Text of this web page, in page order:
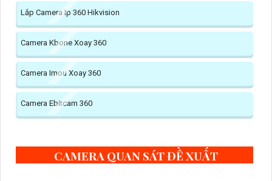
Lắp Camera Ip 360 Hikvision
Camera Kbone Xoay 360
Camera Imou Xoay 360
Camera Ebitcam 360
CAMERA QUAN SÁT ĐỀ XUẤT